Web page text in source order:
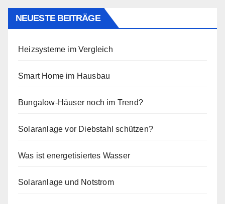
NEUESTE BEITRÄGE
Heizsysteme im Vergleich
Smart Home im Hausbau
Bungalow-Häuser noch im Trend?
Solaranlage vor Diebstahl schützen?
Was ist energetisiertes Wasser
Solaranlage und Notstrom